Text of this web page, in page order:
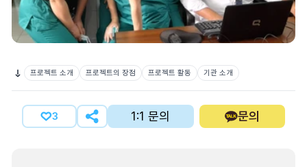
프로젝트 소개 프로젝트의 장점 프로젝트 활동 기관 소개
3 1:1 문의 문의